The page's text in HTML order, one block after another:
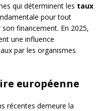
qui déterminent les taux
pour tout
financement. En 2025,
une influence
par les organismes
européenne
récentes demeure la